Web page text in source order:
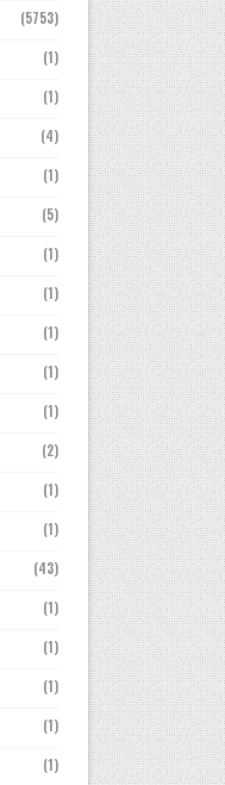
(5753)
(1)
(1)
(4)
(1)
(5)
(1)
(1)
(1)
(1)
(1)
(2)
(1)
(1)
(43)
(1)
(1)
(1)
(1)
(1)